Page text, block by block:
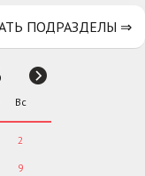
ПОДРАЗДЕЛЫ ⇒
Вс
2
9